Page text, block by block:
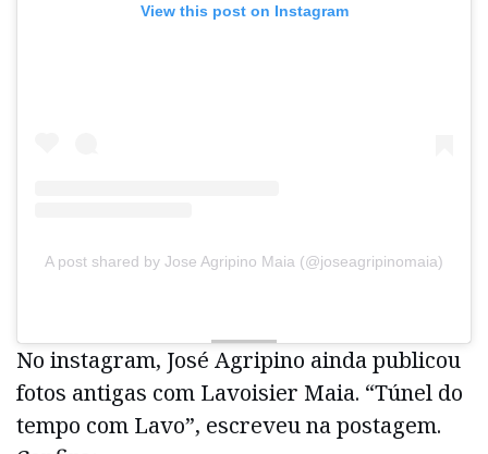
View this post on Instagram
A post shared by Jose Agripino Maia (@joseagripinomaia)
No instagram, José Agripino ainda publicou
fotos antigas com Lavoisier Maia. “Túnel do
tempo com Lavo”, escreveu na postagem.